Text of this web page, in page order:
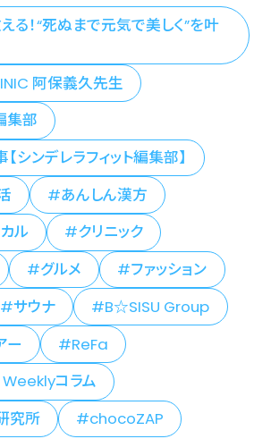
る！“死ぬまで元気で美しく”を叶
阿保義久先生
部
シンデレラフィット編集部】
あんしん漢方
ル
クリニック
グルメ
ファッション
サウナ
B☆SISU Group
ー
ReFa
コラム
究所
chocoZAP